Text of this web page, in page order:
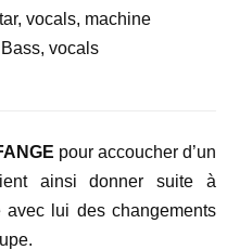
vocals, machine
Bass, vocals
pour accoucher d’un
ainsi donner suite à
avec lui des changements